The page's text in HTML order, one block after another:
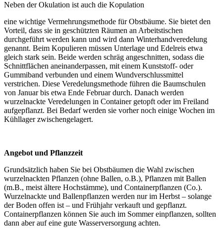
Neben der Okulation ist auch die Kopulation
eine wichtige Vermehrungsmethode für Obstbäume. Sie bietet den
Vorteil, dass sie in geschützten Räumen an Arbeitstischen
durchgeführt werden kann und wird dann Winterhandveredelung
genannt. Beim Kopulieren müssen Unterlage und Edelreis etwa
gleich stark sein. Beide werden schräg angeschnitten, sodass die
Schnittflächen aneinanderpassen, mit einem Kunststoff- oder
Gummiband verbunden und einem Wundverschlussmittel
verstrichen. Diese Veredelungsmethode führen die Baumschulen
von Januar bis etwa Ende Februar durch. Danach werden
wurzelnackte Veredelungen in Container getopft oder im Freiland
aufgepflanzt. Bei Bedarf werden sie vorher noch einige Wochen im
Kühllager zwischengelagert.
Angebot und Pflanzzeit
Grundsätzlich haben Sie bei Obstbäumen die Wahl zwischen
wurzelnackten Pflanzen (ohne Ballen, o.B.), Pflanzen mit Ballen
(m.B., meist ältere Hochstämme), und Containerpflanzen (Co.).
Wurzelnackte und Ballenpflanzen werden nur im Herbst – solange
der Boden offen ist – und Frühjahr verkauft und gepflanzt.
Containerpflanzen können Sie auch im Sommer einpflanzen, sollten
dann aber auf eine gute Wasserversorgung achten.